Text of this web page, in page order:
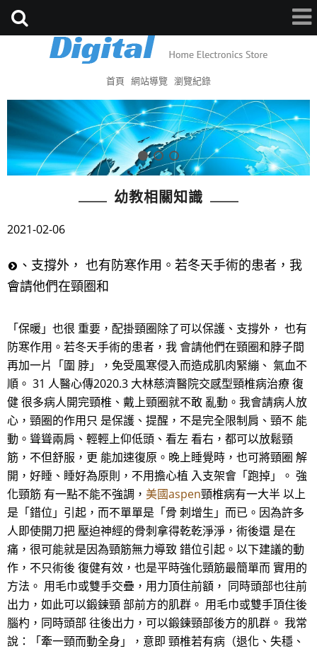
首頁 網站導覽 瀏覽紀錄
幼教相關知識
2021-02-06
、支撐外， 也有防寒作用。若冬天手術的患者，我
會請他們在頸圈和
「保暖」也很 重要，配掛頸圈除了可以保護、支撐外， 也有
防寒作用。若冬天手術的患者，我 會請他們在頸圈和脖子間
再加一片「圍 脖」，免受風寒侵入而造成肌肉緊繃、 氣血不
順。 31 人醫心傳2020.3 大林慈濟醫院交感型頸椎病治療 復
健 很多病人開完頸椎、戴上頸圈就不敢 亂動。我會請病人放
心，頸圈的作用只 是保護、提醒，不是完全限制肩、頸不 能
動。聳聳兩肩、輕輕上仰低頭、看左 看右，都可以放鬆頸
筋，不但舒服，更 能加速復原。晚上睡覺時，也可將頸圈 解
開，好睡、睡好為原則，不用擔心植 入支架會「跑掉」。 強
化頸筋 有一點不能不強調， 美國aspen頸椎病有一大半 以上
是「錯位」引起，而不單單是「骨 刺增生」而已。因為許多
人即使開刀把 壓迫神經的骨刺拿得乾乾淨淨，術後還 是在
痛，很可能就是因為頸筋無力導致 錯位引起。以下建議的動
作，不只術後 復健有效，也是平時強化頸筋最簡單而 實用的
方法。 用毛巾或雙手交疊，用力頂住前額， 同時頭部也往前
出力，如此可以鍛鍊頸 部前方的肌群。 用毛巾或雙手頂住後
腦杓，同時頭部 往後出力，可以鍛鍊頸部後方的肌群。 我常
說：「牽一頸而動全身」，意即 頸椎若有病（退化、失穩、